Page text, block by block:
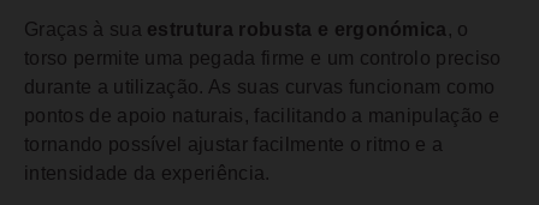
Graças à sua estrutura robusta e ergonómica , o
torso permite uma pegada firme e um controlo preciso
durante a utilização. As suas curvas funcionam como
pontos de apoio naturais, facilitando a manipulação e
tornando possível ajustar facilmente o ritmo e a
intensidade da experiência.